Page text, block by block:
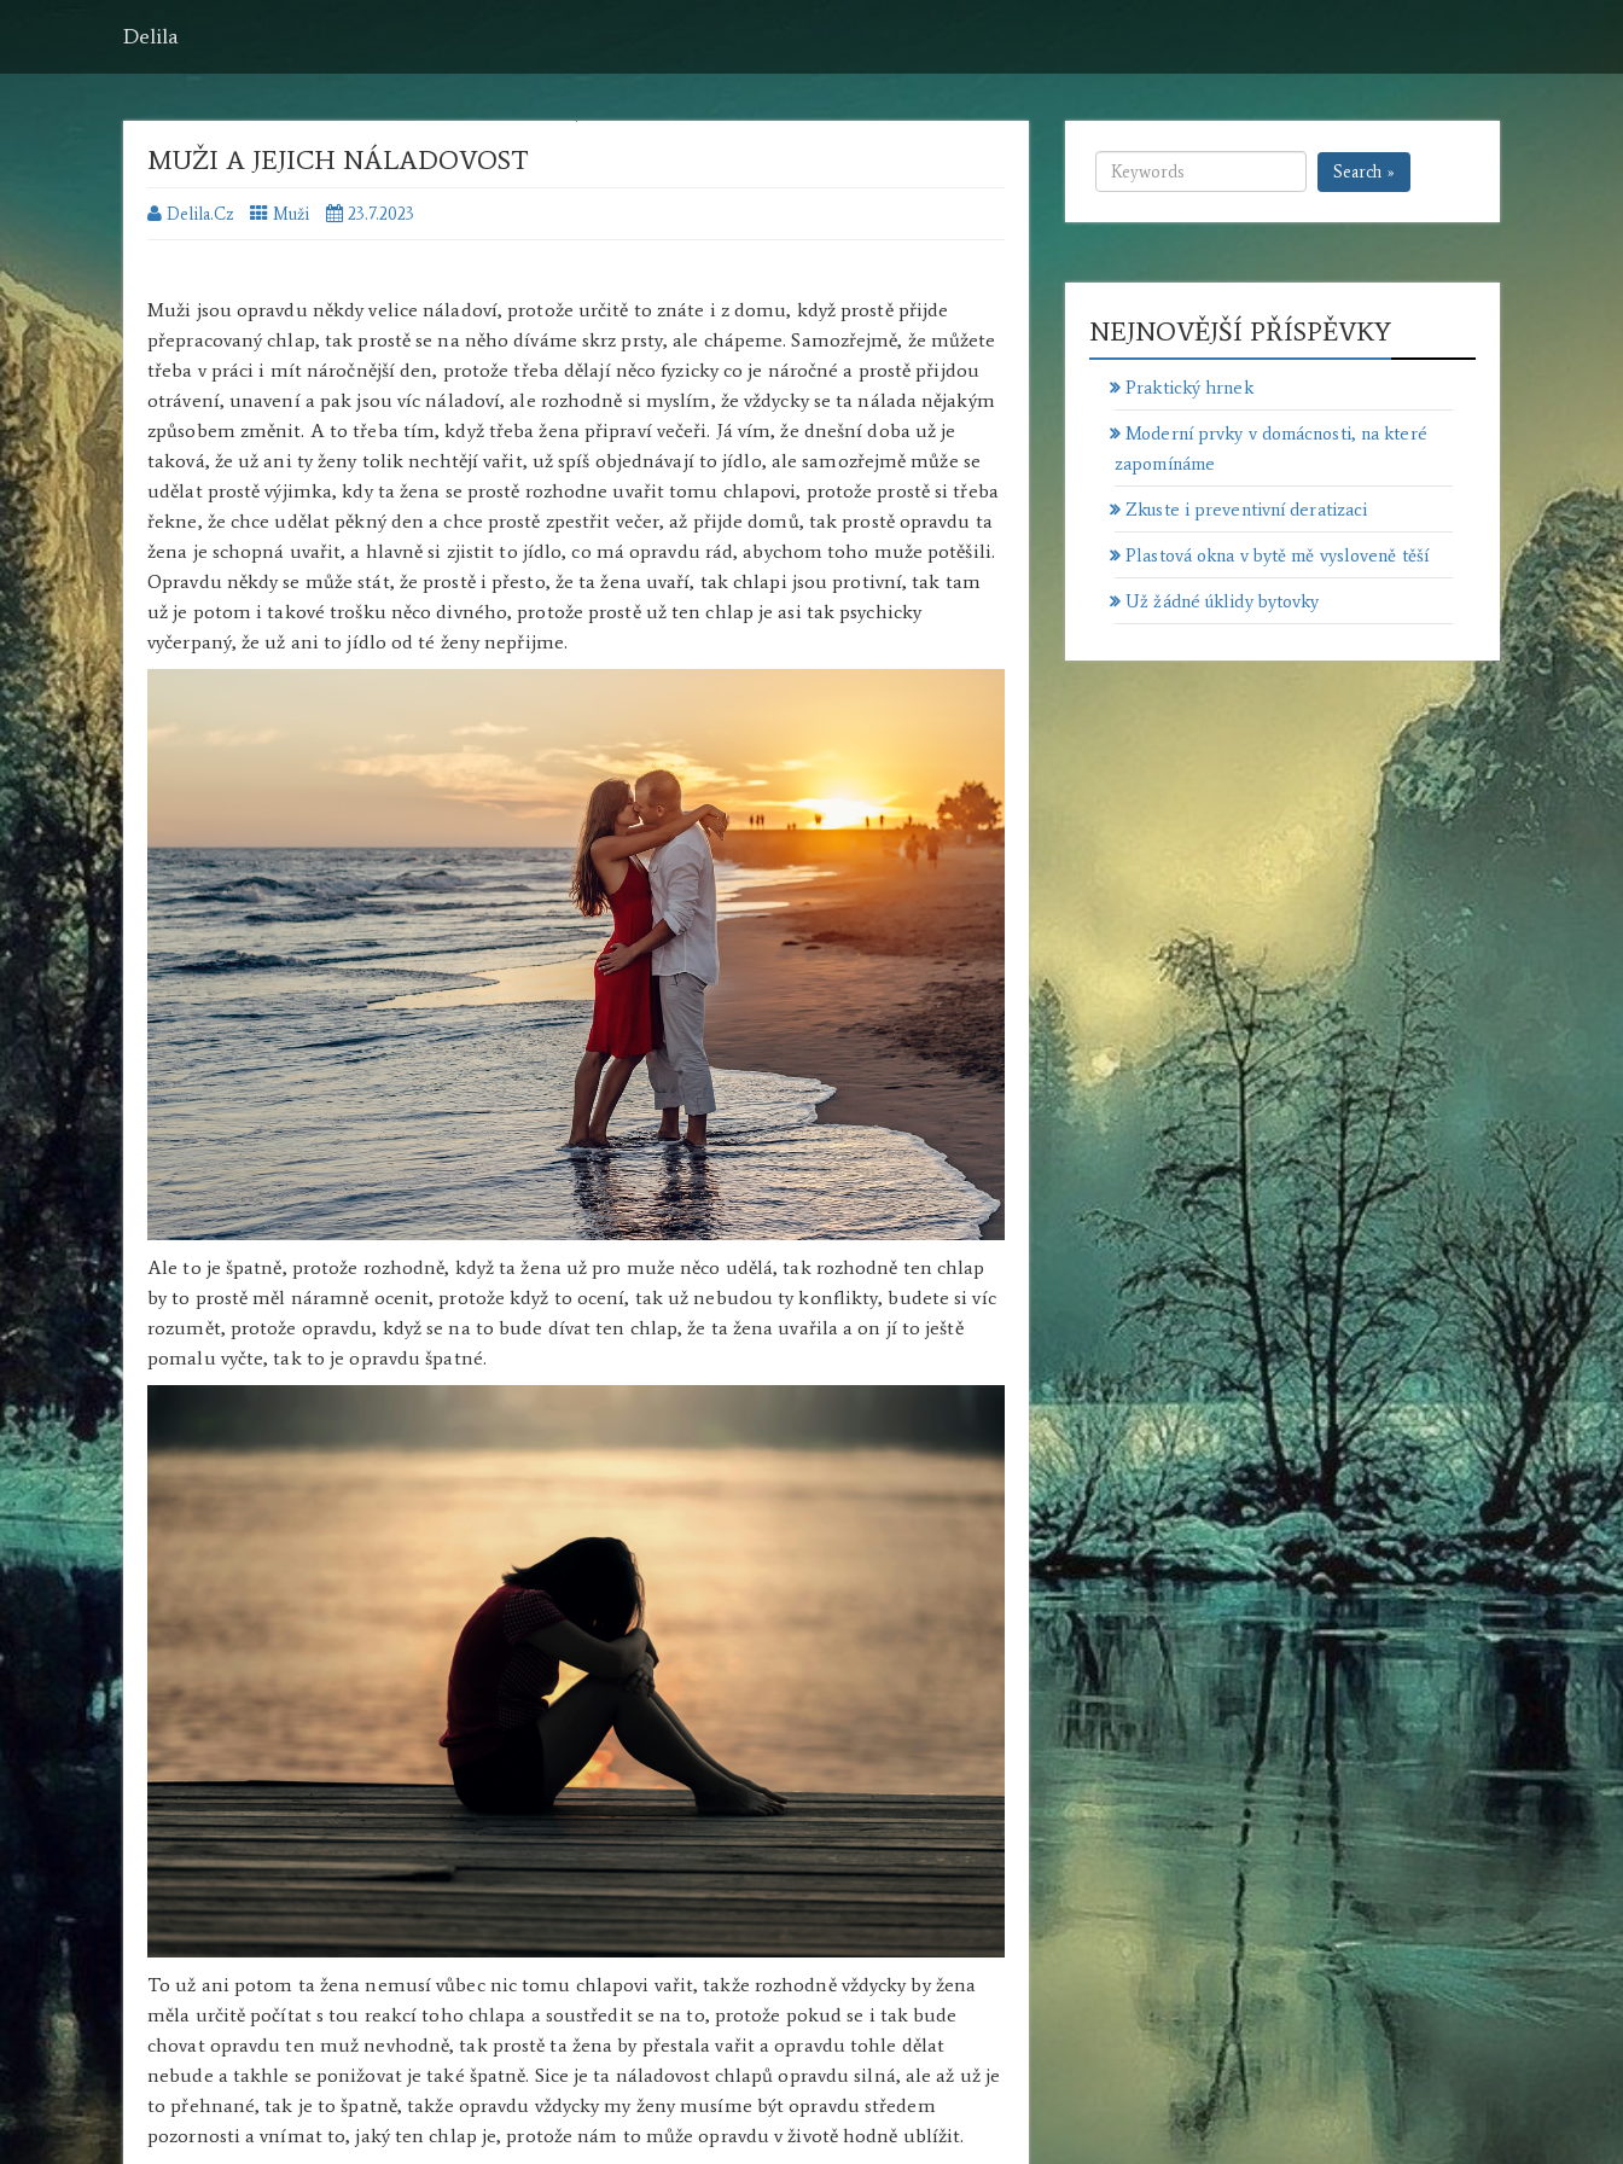
Delila
MUŽI A JEJICH NÁLADOVOST
Delila.cz Muži 23.7.2023
Muži jsou opravdu někdy velice náladoví, protože určitě to znáte i z domu, když prostě přijde
přepracovaný chlap, tak prostě se na něho díváme skrz prsty, ale chápeme. Samozřejmě, že můžete
třeba v práci i mít náročnější den, protože třeba dělají něco fyzicky co je náročné a prostě přijdou
otrávení, unavení a pak jsou víc náladoví, ale rozhodně si myslím, že vždycky se ta nálada nějakým
způsobem změnit. A to třeba tím, když třeba žena připraví večeři. Já vím, že dnešní doba už je
taková, že už ani ty ženy tolik nechtějí vařit, už spíš objednávají to jídlo, ale samozřejmě může se
udělat prostě výjimka, kdy ta žena se prostě rozhodne uvařit tomu chlapovi, protože prostě si třeba
řekne, že chce udělat pěkný den a chce prostě zpestřit večer, až přijde domů, tak prostě opravdu ta
žena je schopná uvařit, a hlavně si zjistit to jídlo, co má opravdu rád, abychom toho muže potěšili.
Opravdu někdy se může stát, že prostě i přesto, že ta žena uvaří, tak chlapi jsou protivní, tak tam
už je potom i takové trošku něco divného, protože prostě už ten chlap je asi tak psychicky
vyčerpaný, že už ani to jídlo od té ženy nepřijme.
Ale to je špatně, protože rozhodně, když ta žena už pro muže něco udělá, tak rozhodně ten chlap
by to prostě měl náramně ocenit, protože když to ocení, tak už nebudou ty konflikty, budete si víc
rozumět, protože opravdu, když se na to bude dívat ten chlap, že ta žena uvařila a on jí to ještě
pomalu vyčte, tak to je opravdu špatné.
To už ani potom ta žena nemusí vůbec nic tomu chlapovi vařit, takže rozhodně vždycky by žena
měla určitě počítat s tou reakcí toho chlapa a soustředit se na to, protože pokud se i tak bude
chovat opravdu ten muž nevhodně, tak prostě ta žena by přestala vařit a opravdu tohle dělat
nebude a takhle se ponižovat je také špatně. Sice je ta náladovost chlapů opravdu silná, ale až už je
to přehnané, tak je to špatně, takže opravdu vždycky my ženy musíme být opravdu středem
pozornosti a vnímat to, jaký ten chlap je, protože nám to může opravdu v životě hodně ublížit.
Search »
NEJNOVĚJŠÍ PŘÍSPĚVKY
Praktický hrnek
Moderní prvky v domácnosti, na které
zapomínáme
Zkuste i preventivní deratizaci
Plastová okna v bytě mě vysloveně těší
Už žádné úklidy bytovky